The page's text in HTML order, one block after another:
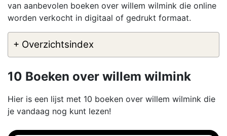
van aanbevolen boeken over willem wilmink die online
worden verkocht in digitaal of gedrukt formaat.
+ Overzichtsindex
10 Boeken over willem wilmink
Hier is een lijst met 10 boeken over willem wilmink die
je vandaag nog kunt lezen!